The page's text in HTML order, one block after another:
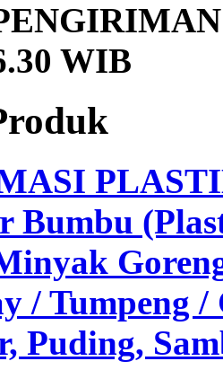
WIB
Bumbu
/ Tumpeng /
Puding,